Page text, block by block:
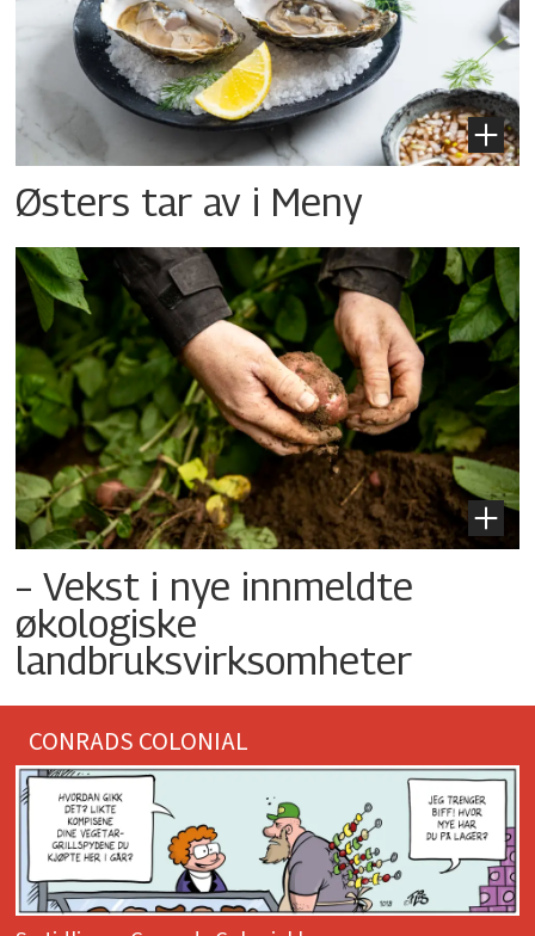
Østers tar av i Meny
– Vekst i nye innmeldte
økologiske
landbruksvirksomheter
CONRADS COLONIAL